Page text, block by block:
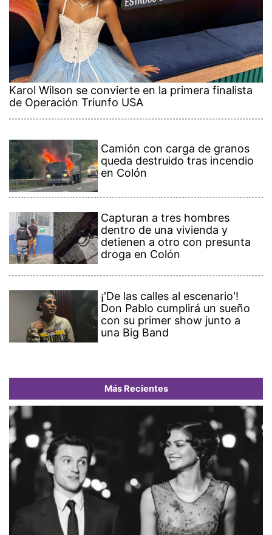
Karol Wilson se convierte en la primera finalista
de Operación Triunfo USA
Camión con carga de granos
queda destruido tras incendio
en Colón
Capturan a tres hombres
dentro de una vivienda y
detienen a otro con presunta
droga en Colón
¡'De las calles al escenario'!
Don Pablo cumplirá un sueño
con su primer show junto a
una Big Band
Más Recientes